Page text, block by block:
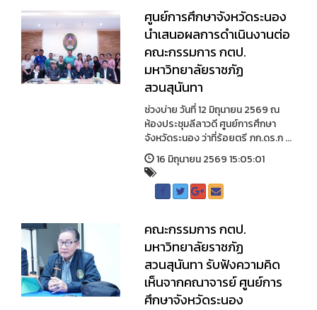
ศูนย์การศึกษาจังหวัดระนอง
นำเสนอผลการดำเนินงานต่อ
คณะกรรมการ กตป.
มหาวิทยาลัยราชภัฏ
สวนสุนันทา
ช่วงบ่าย วันที่ 12 มิถุนายน 2569 ณ
ห้องประชุมลีลาวดี ศูนย์การศึกษา
จังหวัดระนอง ว่าที่ร้อยตรี ภก.ดร.ก ...
16 มิถุนายน 2569 15:05:01
คณะกรรมการ กตป.
มหาวิทยาลัยราชภัฏ
สวนสุนันทา รับฟังความคิด
เห็นจากคณาจารย์ ศูนย์การ
ศึกษาจังหวัดระนอง